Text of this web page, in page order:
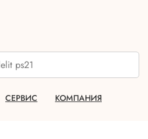
СЕРВИС КОМПАНИЯ